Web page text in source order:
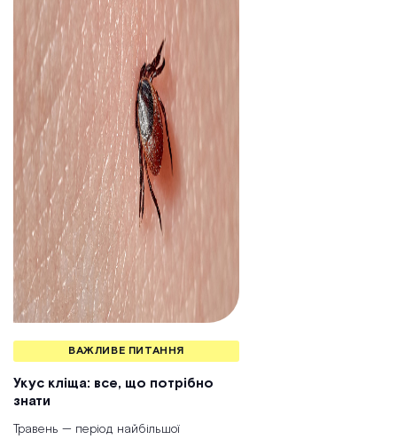
ВАЖЛИВЕ ПИТАННЯ
Укус кліща: все, що потрібно
знати
Травень — період найбільшої